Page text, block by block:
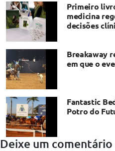
Primeiro
medicina
decisões
Breakaway
em que o
Fantastic
Potro do
Deixe um comentário